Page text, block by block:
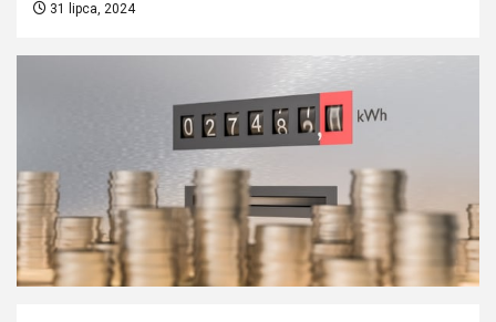
31 lipca, 2024